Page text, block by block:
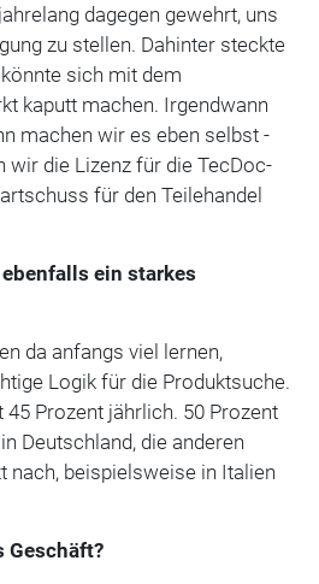
dagegen gewehrt, uns
zu stellen. Dahinter steckte
sich mit dem
kaputt machen. Irgendwann
machen wir es eben selbst -
wir die Lizenz für die TecDoc-
für den Teilehandel
ein starkes
da anfangs viel lernen,
Logik für die Produktsuche.
Prozent jährlich. 50 Prozent
Deutschland, die anderen
nach, beispielsweise in Italien
Geschäft?